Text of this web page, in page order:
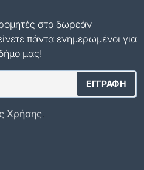
στο δωρεάν
πάντα ενημερωμένοι για
μας!
Χρήσης.